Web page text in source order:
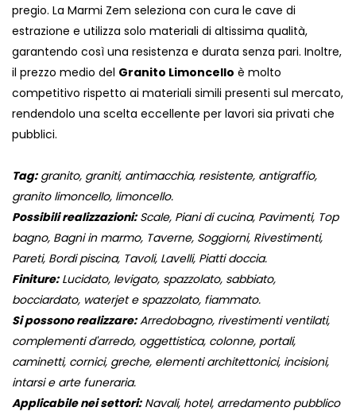
pregio. La Marmi Zem seleziona con cura le cave di
estrazione e utilizza solo materiali di altissima qualità,
garantendo così una resistenza e durata senza pari. Inoltre,
il prezzo medio del Granito Limoncello è molto
competitivo rispetto ai materiali simili presenti sul mercato,
rendendolo una scelta eccellente per lavori sia privati che
pubblici.
Tag:granito, graniti, antimacchia, resistente, antigraffio,
granito limoncello, limoncello.
Possibili realizzazioni:Scale, Piani di cucina, Pavimenti, Top
bagno, Bagni in marmo, Taverne, Soggiorni, Rivestimenti,
Pareti, Bordi piscina, Tavoli, Lavelli, Piatti doccia.
Finiture:Lucidato, levigato, spazzolato, sabbiato,
bocciardato, waterjet e spazzolato, fiammato.
Si possono realizzare:Arredobagno, rivestimenti ventilati,
complementi d'arredo, oggettistica, colonne, portali,
caminetti, cornici, greche, elementi architettonici, incisioni,
intarsi e arte funeraria.
Applicabile nei settori:Navali, hotel, arredamento pubblico